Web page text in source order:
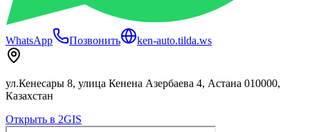
WhatsApp Позвонить ken-auto.tilda.ws
ул.Кенесары 8, улица Кенена Азербаева 4, Астана 010000,
Казахстан
Открыть в 2GIS